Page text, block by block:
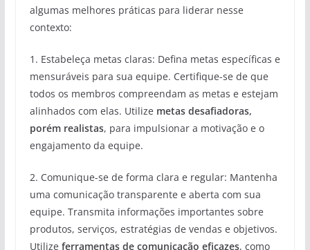
algumas melhores práticas para liderar nesse
contexto:
1. Estabeleça metas claras: Defina metas específicas e
mensuráveis para sua equipe. Certifique-se de que
todos os membros compreendam as metas e estejam
alinhados com elas. Utilize metas desafiadoras,
porém realistas, para impulsionar a motivação e o
engajamento da equipe.
2. Comunique-se de forma clara e regular: Mantenha
uma comunicação transparente e aberta com sua
equipe. Transmita informações importantes sobre
produtos, serviços, estratégias de vendas e objetivos.
Utilize ferramentas de comunicação eficazes, como